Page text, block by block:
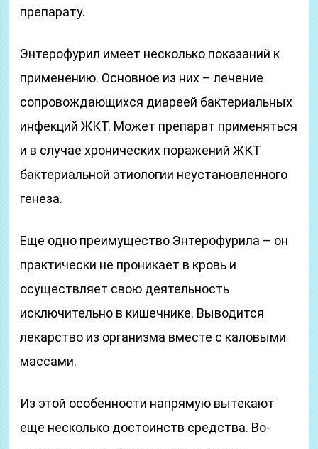
препарату.
Энтерофурил имеет несколько показаний к
применению. Основное из них – лечение
сопровождающихся диареей бактериальных
инфекций ЖКТ. Может препарат применяться
и в случае хронических поражений ЖКТ
бактериальной этиологии неустановленного
генеза.
Еще одно преимущество Энтерофурила – он
практически не проникает в кровь и
осуществляет свою деятельность
исключительно в кишечнике. Выводится
лекарство из организма вместе с каловыми
массами.
Из этой особенности напрямую вытекают
еще несколько достоинств средства. Во-